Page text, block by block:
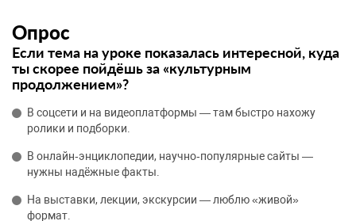
Опрос
Если тема на уроке показалась интересной, куда
ты скорее пойдёшь за «культурным
продолжением»?
В соцсети и на видеоплатформы — там быстро нахожу
ролики и подборки.
В онлайн‑энциклопедии, научно‑популярные сайты —
нужны надёжные факты.
На выставки, лекции, экскурсии — люблю «живой»
формат.